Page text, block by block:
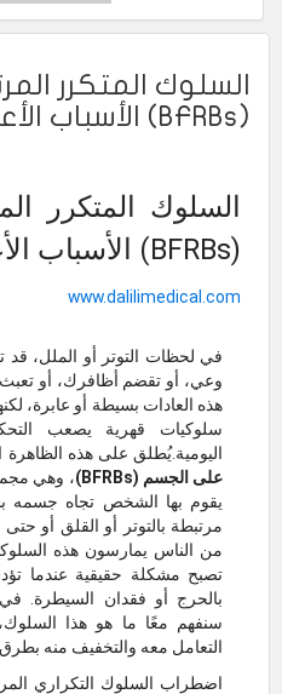
السلوك المتكرر
(BFRBs) الأسباب الأعراض والعلاج
السلوك المتكرر
(BFRBs) الأسباب الأعراض والعلاج
www.dalilimedical.com
في لحظات التوتر أو الملل،
وعي، أو تقضم أظافرك، أو
هذه العادات بسيطة أو عابرة،
سلوكيات قهرية يصعب
اليومية.يُطلق على هذه الظاهرة
على الجسم (BFRBs)
، وهي
يقوم بها الشخص تجاه جسمه
مرتبطة بالتوتر أو القلق أو
من الناس يمارسون هذه
تصبح مشكلة حقيقية عندما
بالحرج أو فقدان السيطرة.
سنفهم معًا ما هو هذا
التعامل معه والتخفيف منه بطرق
اضطراب السلوك التكراري